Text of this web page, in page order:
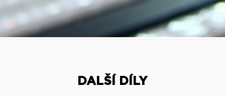
DALŠÍ DÍLY